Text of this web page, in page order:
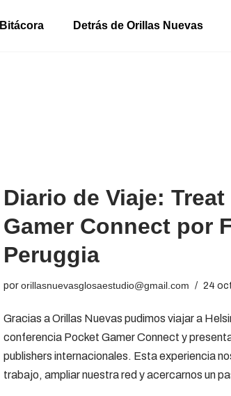
Bitácora Detrás de Orillas Nuevas
Diario de Viaje:
Gamer Connect por
Peruggia
pororillasnuevasglosaestudio@gmail.com 24
Gracias a Orillas Nuevas pudimos viajar a
conferencia Pocket Gamer Connect y
publishers internacionales. Esta experiencia
trabajo, ampliar nuestra red y acercarnos un